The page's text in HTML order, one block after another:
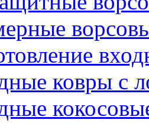
ковры с